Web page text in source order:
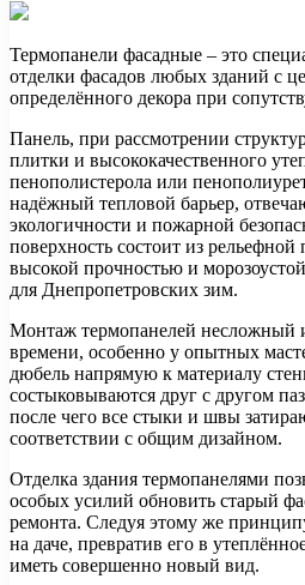
Термопанели фасадные – это
отделки фасадов любых зданий с
определённого декора при
Панель, при рассмотрении
плитки и высококачественного
пенополистерола или
надёжный тепловой барьер,
экологичности и пожарной
поверхность состоит из
высокой прочностью и
для Днепропетровских зим.
Монтаж термопанелей несложный
времени, особенно у опытных
дюбель напрямую к материалу
состыковываются друг с другом
после чего все стыки и швы
соответствии с общим дизайном.
Отделка здания термопанелями
особых усилий обновить старый
ремонта. Следуя этому же
на даче, превратив его в
иметь совершенно новый вид.